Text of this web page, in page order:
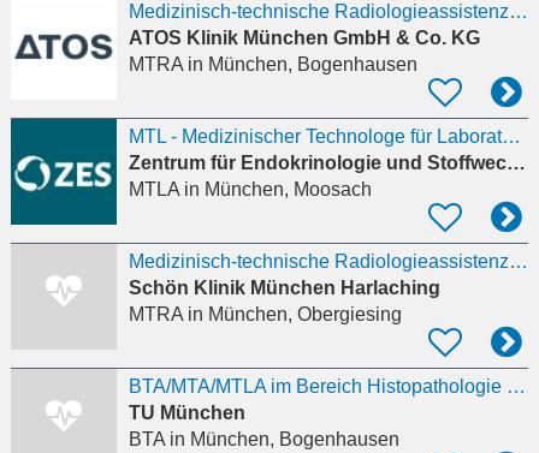
Medizinisch-technische Radiologieassistenz / MTR (m/w/d) als Minijob
ATOS Klinik München GmbH & Co. KG
MTRAin München, Bogenhausen
MTL - Medizinischer Technologe für Laboratoriumsanalytik (m/w/d) / MTLA – Medizinisch Technische
Zentrum für Endokrinologie und Stoffwechsel Nymphenburg
MTLAin München, Moosach
Medizinisch-technische Radiologieassistenz (MTR) oder Medizinische Fachangestellte (MFA) mit
Schön Klinik München Harlaching
MTRAin München, Obergiesing
BTA/MTA/MTLA im Bereich Histopathologie gesucht (m/w/d)
TU München
BTAin München, Bogenhausen